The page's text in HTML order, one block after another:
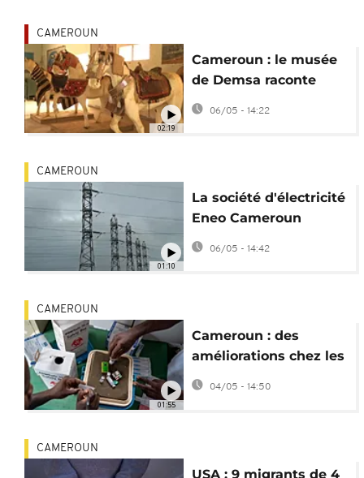
02:19
CAMEROUN
Cameroun : le musée
de Demsa raconte
l'histoire séculaire du
cheval
06/05 - 14:22
01:10
CAMEROUN
La société d'électricité
Eneo Cameroun
renationalisée
06/05 - 14:42
01:55
CAMEROUN
Cameroun : des
améliorations chez les
enfants vaccinés
04/05 - 14:50
CAMEROUN
USA : 9 migrants de 4